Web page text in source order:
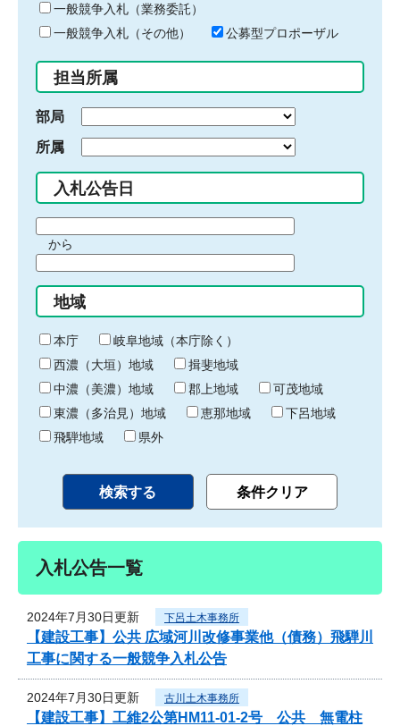
ー
ド
入
力
一般競争入札（業務委託）
一般競争入札（その他）
公募型プロポーザル
担当所属
部局
所属
入札公告日
間
始
り
から
間
終
わ
り
地域
本庁
岐阜地域（本庁除く）
西濃（大垣）地域
揖斐地域
中濃（美濃）地域
郡上地域
可茂地域
東濃（多治見）地域
恵那地域
下呂地域
飛騨地域
県外
入札公告一覧
2024年7月30日更新 下呂土木事務所
【建設工事】公共 広域河川改修事業他（債務）飛騨川
工事に関する一般競争入札公告
2024年7月30日更新 古川土木事務所
【建設工事】工維2公第HM11-01-2号 公共 無電柱